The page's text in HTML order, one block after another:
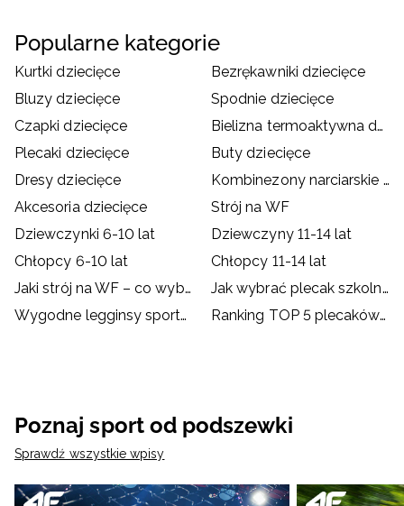
Popularne kategorie
Kurtki dziecięce
Bezrękawniki dziecięce
Bluzy dziecięce
Spodnie dziecięce
Czapki dziecięce
Bielizna termoaktywna dziecięca
Plecaki dziecięce
Buty dziecięce
Dresy dziecięce
Kombinezony narciarskie dziecięce
Akcesoria dziecięce
Strój na WF
Dziewczynki 6-10 lat
Dziewczyny 11-14 lat
Chłopcy 6-10 lat
Chłopcy 11-14 lat
Jaki strój na WF – co wybrać dla dziecka?
Jak wybrać plecak szkolny?
Wygodne legginsy sportowe dla dzieci
Ranking TOP 5 plecaków szkolnych od 4F
Poznaj sport od podszewki
Sprawdź wszystkie wpisy